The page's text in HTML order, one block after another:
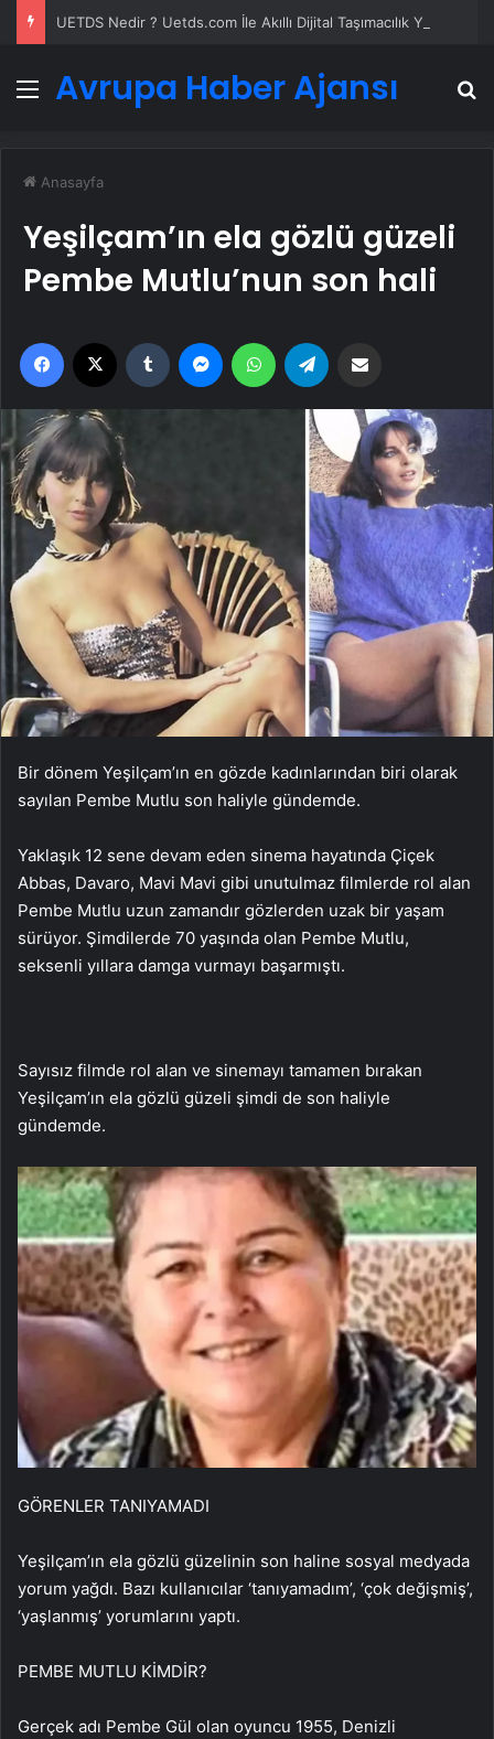
Menü
Avrupa Haber Ajansı
Anasayfa
Yeşilçam’ın ela gözlü güzeli
Pembe Mutlu’nun son hali
Facebook Tumblr MessengerWhatsApp
Bir dönem Yeşilçam’ın en gözde kadınlarından biri olarak
sayılan Pembe Mutlu son haliyle gündemde.
Yaklaşık 12 sene devam eden sinema hayatında Çiçek
Abbas, Davaro, Mavi Mavi gibi unutulmaz filmlerde rol alan
Pembe Mutlu uzun zamandır gözlerden uzak bir yaşam
sürüyor. Şimdilerde 70 yaşında olan Pembe Mutlu,
seksenli yıllara damga vurmayı başarmıştı.
Sayısız filmde rol alan ve sinemayı tamamen bırakan
Yeşilçam’ın ela gözlü güzeli şimdi de son haliyle
gündemde.
GÖRENLER TANIYAMADI
Yeşilçam’ın ela gözlü güzelinin son haline sosyal medyada
yorum yağdı. Bazı kullanıcılar ‘tanıyamadım’, ‘çok değişmiş’,
‘yaşlanmış’ yorumlarını yaptı.
PEMBE MUTLU KİMDİR?
Gerçek adı Pembe Gül olan oyuncu 1955, Denizli